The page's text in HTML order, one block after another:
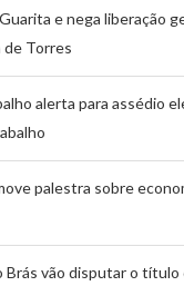
e nega liberação
Torres
alerta para assédio
palestra sobre
Brás vão disputar o título